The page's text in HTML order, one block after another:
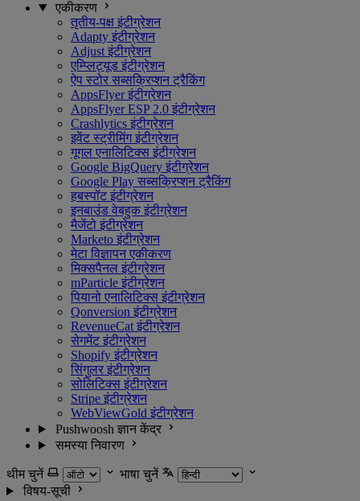
एकीकरण
तृतीय-पक्ष इंटीग्रेशन
Adapty इंटीग्रेशन
Adjust इंटीग्रेशन
एम्प्लिट्यूड इंटीग्रेशन
ऐप स्टोर सब्सक्रिप्शन ट्रैकिंग
AppsFlyer इंटीग्रेशन
AppsFlyer ESP 2.0 इंटीग्रेशन
Crashlytics इंटीग्रेशन
इवेंट स्ट्रीमिंग इंटीग्रेशन
गूगल एनालिटिक्स इंटीग्रेशन
Google BigQuery इंटीग्रेशन
Google Play सब्सक्रिप्शन ट्रैकिंग
हबस्पॉट इंटीग्रेशन
इनबाउंड वेबहुक इंटीग्रेशन
मैजेंटो इंटीग्रेशन
Marketo इंटीग्रेशन
मेटा विज्ञापन एकीकरण
मिक्सपैनल इंटीग्रेशन
mParticle इंटीग्रेशन
पियानो एनालिटिक्स इंटीग्रेशन
Qonversion इंटीग्रेशन
RevenueCat इंटीग्रेशन
सेगमेंट इंटीग्रेशन
Shopify इंटीग्रेशन
सिंगुलर इंटीग्रेशन
सोलिटिक्स इंटीग्रेशन
Stripe इंटीग्रेशन
WebViewGold इंटीग्रेशन
Pushwoosh ज्ञान केंद्र
समस्या निवारण
थीम चुनें
भाषा चुनें
विषय-सूची